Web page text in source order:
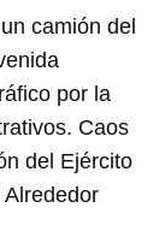
camión del
por la
Caos
del Ejército